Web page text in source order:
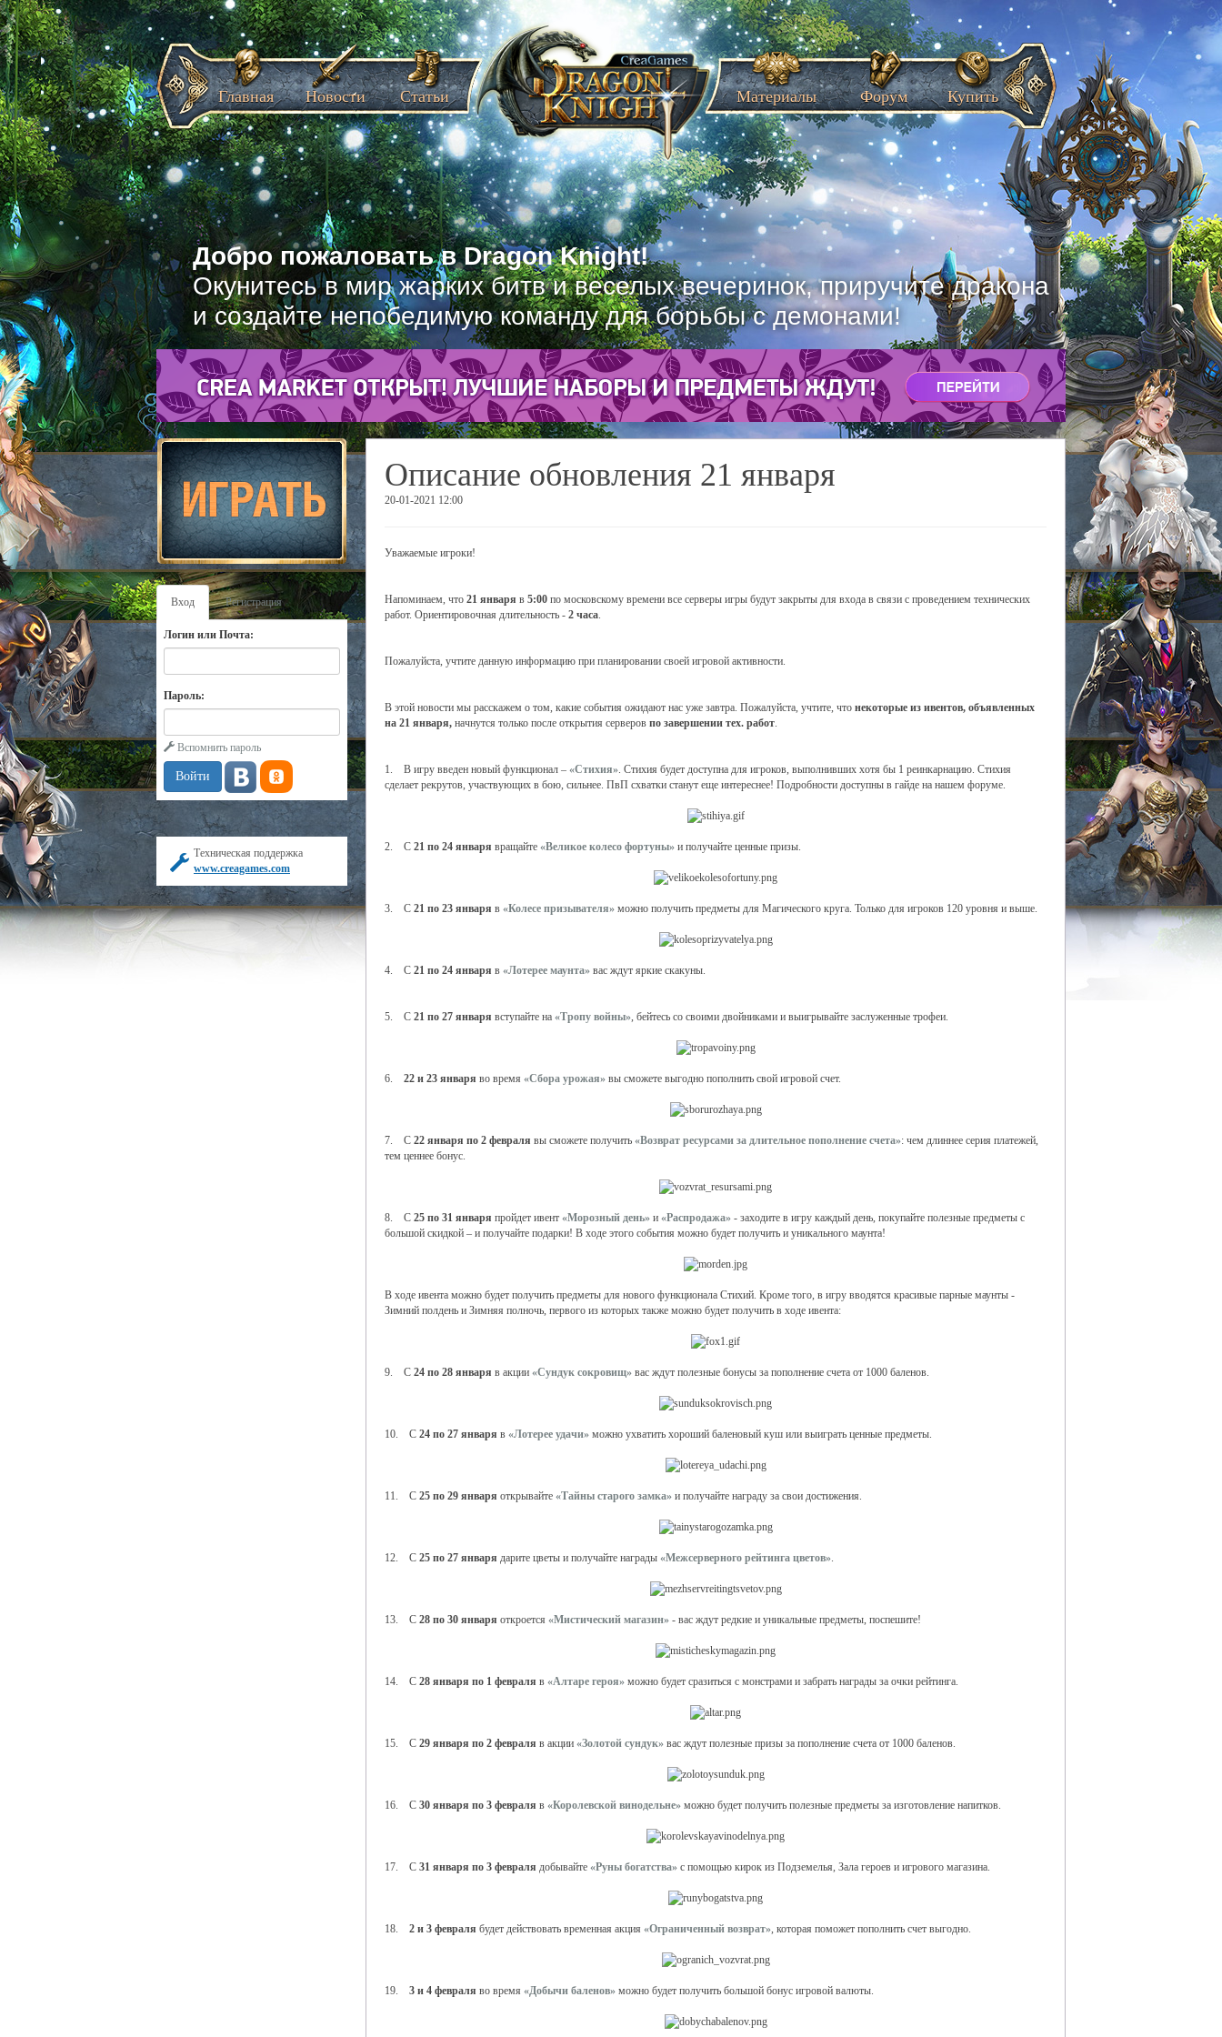
Добро пожаловать в Dragon Knight!
Окунитесь в мир жарких битв и веселых вечеринок, приручите дракона
и создайте непобедимую команду для борьбы с демонами!
Главная Новости Статьи Материалы Форум Купить
Вход Регистрация
Логин или Почта:
Пароль:
Вспомнить пароль
Техническая поддержка
www.creagames.com
Описание обновления 21 января
20-01-2021 12:00
Уважаемые игроки!
Напоминаем, что 21 января в 5:00 по московскому времени все серверы игры будут закрыты для входа в связи с проведением технических
работ. Ориентировочная длительность - 2 часа.
Пожалуйста, учтите данную информацию при планировании своей игровой активности.
В этой новости мы расскажем о том, какие события ожидают нас уже завтра. Пожалуйста, учтите, что некоторые из ивентов, объявленных
на 21 января, начнутся только после открытия серверов по завершении тех. работ.
1. В игру введен новый функционал – «Стихия». Стихия будет доступна для игроков, выполнивших хотя бы 1 реинкарнацию. Стихия
сделает рекрутов, участвующих в бою, сильнее. ПвП схватки станут еще интереснее! Подробности доступны в гайде на нашем форуме.
2. С 21 по 24 января вращайте «Великое колесо фортуны» и получайте ценные призы.
3. С 21 по 23 января в «Колесе призывателя» можно получить предметы для Магического круга. Только для игроков 120 уровня и выше.
4. С 21 по 24 января в «Лотерее маунта» вас ждут яркие скакуны.
5. С 21 по 27 января вступайте на «Тропу войны», бейтесь со своими двойниками и выигрывайте заслуженные трофеи.
6. 22 и 23 января во время «Сбора урожая» вы сможете выгодно пополнить свой игровой счет.
7. С 22 января по 2 февраля вы сможете получить «Возврат ресурсами за длительное пополнение счета»: чем длиннее серия платежей,
тем ценнее бонус.
8. С 25 по 31 января пройдет ивент «Морозный день» и «Распродажа» - заходите в игру каждый день, покупайте полезные предметы с
большой скидкой – и получайте подарки! В ходе этого события можно будет получить и уникального маунта!
В ходе ивента можно будет получить предметы для нового функционала Стихий. Кроме того, в игру вводятся красивые парные маунты -
Зимний полдень и Зимняя полночь, первого из которых также можно будет получить в ходе ивента:
9. С 24 по 28 января в акции «Сундук сокровищ» вас ждут полезные бонусы за пополнение счета от 1000 баленов.
10. С 24 по 27 января в «Лотерее удачи» можно ухватить хороший баленовый куш или выиграть ценные предметы.
11. С 25 по 29 января открывайте «Тайны старого замка» и получайте награду за свои достижения.
12. С 25 по 27 января дарите цветы и получайте награды «Межсерверного рейтинга цветов».
13. С 28 по 30 января откроется «Мистический магазин» - вас ждут редкие и уникальные предметы, поспешите!
14. С 28 января по 1 февраля в «Алтаре героя» можно будет сразиться с монстрами и забрать награды за очки рейтинга.
15. С 29 января по 2 февраля в акции «Золотой сундук» вас ждут полезные призы за пополнение счета от 1000 баленов.
16. С 30 января по 3 февраля в «Королевской винодельне» можно будет получить полезные предметы за изготовление напитков.
17. С 31 января по 3 февраля добывайте «Руны богатства» с помощью кирок из Подземелья, Зала героев и игрового магазина.
18. 2 и 3 февраля будет действовать временная акция «Ограниченный возврат», которая поможет пополнить счет выгодно.
19. 3 и 4 февраля во время «Добычи баленов» можно будет получить большой бонус игровой валюты.